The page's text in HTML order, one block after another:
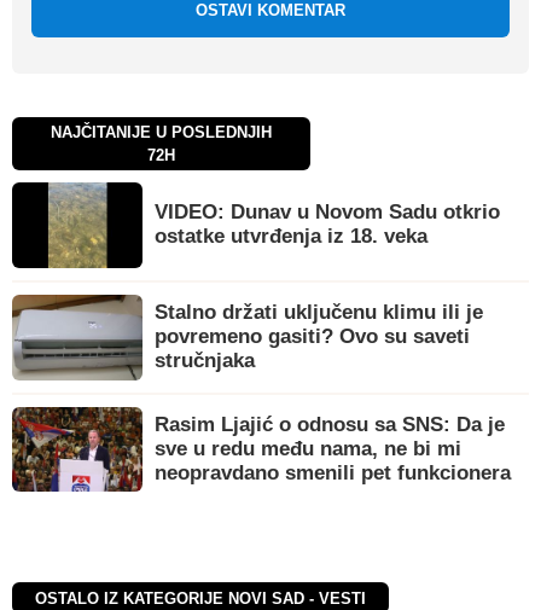
OSTAVI KOMENTAR
NAJČITANIJE U POSLEDNJIH
72H
VIDEO: Dunav u Novom Sadu otkrio
ostatke utvrđenja iz 18. veka
Stalno držati uključenu klimu ili je
povremeno gasiti? Ovo su saveti
stručnjaka
Rasim Ljajić o odnosu sa SNS: Da je
sve u redu među nama, ne bi mi
neopravdano smenili pet funkcionera
OSTALO IZ KATEGORIJE NOVI SAD - VESTI